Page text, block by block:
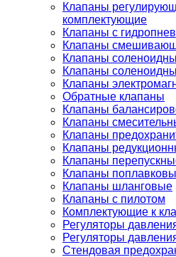
Клапаны
комплектующие
Клапаны с
Клапаны
Клапаны
Клапаны
Клапаны
Обратные клапаны
Клапаны
Клапаны
Клапаны
Клапаны
Клапаны
Клапаны
Клапаны шланговые
Клапаны с пилотом
Комплектующие к
Регуляторы
Регуляторы
Стендовая